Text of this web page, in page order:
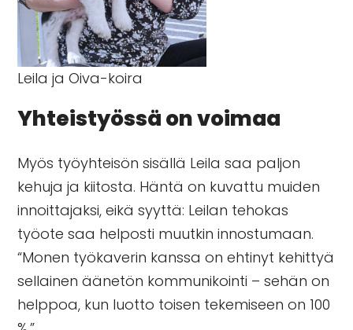
Leila ja Oiva-koira
Yhteistyössä on voimaa
Myös työyhteisön sisällä Leila saa paljon
kehuja ja kiitosta. Häntä on kuvattu muiden
innoittajaksi, eikä syyttä: Leilan tehokas
työote saa helposti muutkin innostumaan.
“Monen työkaverin kanssa on ehtinyt kehittyä
sellainen äänetön kommunikointi – sehän on
helppoa, kun luotto toisen tekemiseen on 100